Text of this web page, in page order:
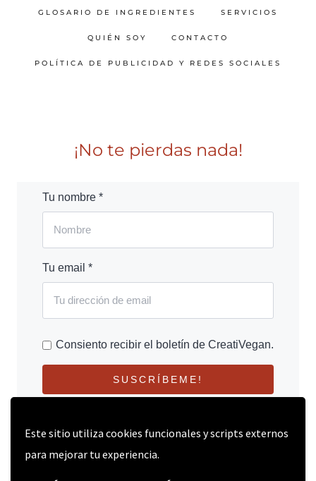
Este sitio utiliza cookies funcionales y scripts externos
para mejorar tu experiencia.
GLOSARIO DE INGREDIENTES SERVICIOS
QUIÉN SOY CONTACTO
POLÍTICA DE PUBLICIDAD Y REDES SOCIALES
¡No te pierdas nada!
Tu nombre *
Tu email *
Consiento recibir el boletín de CreatiVegan.
SUSCRÍBEME!